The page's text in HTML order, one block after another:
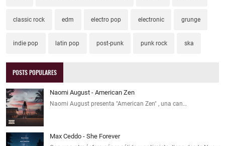
classic rock edm electro pop electronic grunge
indie pop latin pop post-punk punk rock ska
POSTS POPULARES
Naomi August - American Zen
Naomi August presenta "American Zen" , una can…
Max Ceddo - She Forever